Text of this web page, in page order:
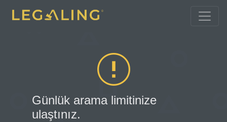
Günlük arama limitinize
ulaştınız.